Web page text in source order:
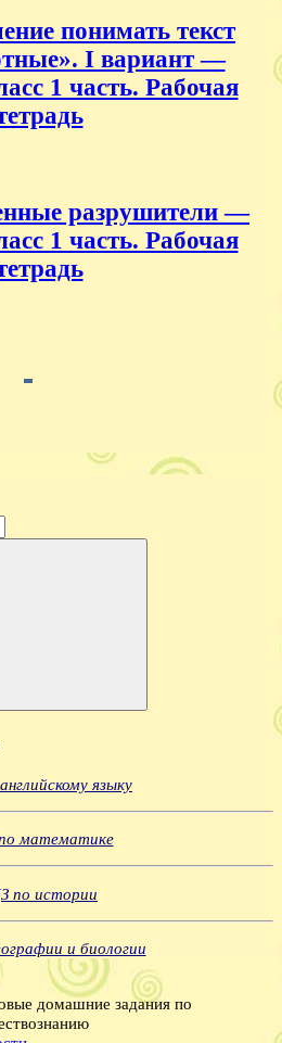
понимать текст
I вариант —
1 часть. Рабочая
разрушители —
1 часть. Рабочая
языку
математике
по истории
и биологии
домашние задания по